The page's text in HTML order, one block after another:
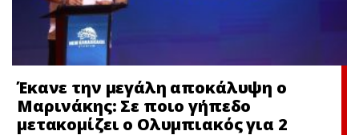
Έκανε την μεγάλη αποκάλυψη ο
Μαρινάκης: Σε ποιο γήπεδο
μετακομίζει ο Ολυμπιακός για 2